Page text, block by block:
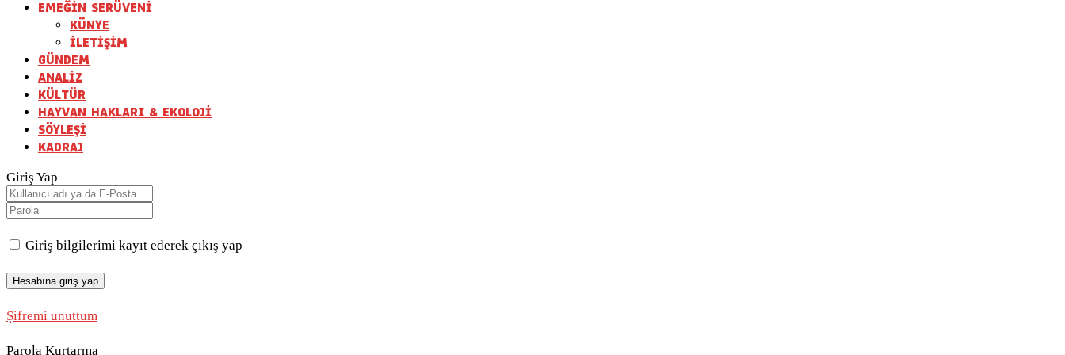
EMEĞİN SERÜVENİ
KÜNYE
İLETİŞİM
GÜNDEM
ANALİZ
KÜLTÜR
HAYVAN HAKLARI & EKOLOJİ
SÖYLEŞİ
KADRAJ
Giriş Yap
Giriş bilgilerimi kayıt ederek çıkış yap
Şifremi unuttum
Parola Kurtarma